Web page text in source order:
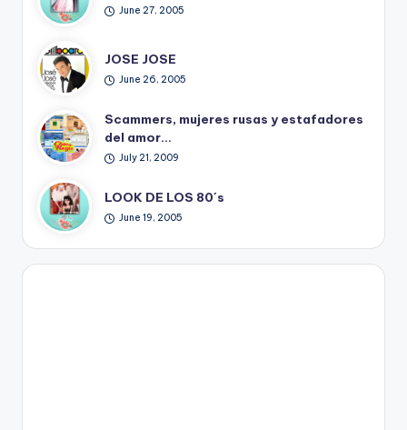
June 27, 2005
JOSE JOSE
June 26, 2005
Scammers, mujeres rusas y estafadores
del amor…
July 21, 2009
LOOK DE LOS 80´s
June 19, 2005